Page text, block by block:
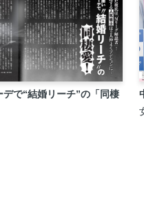
で“結婚リーチ”の「同棲